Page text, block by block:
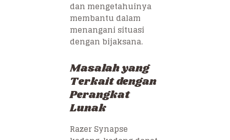
dan mengetahuinya
membantu dalam
menangani situasi
dengan bijaksana.
Masalah yang
Terkait dengan
Perangkat
Lunak
Razer Synapse